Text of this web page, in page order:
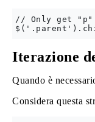
// Only get "p"
Iterazione
Quando è
Considera questa